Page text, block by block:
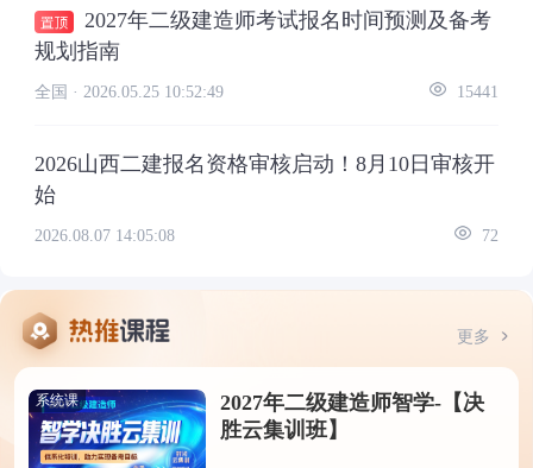
2027年二级建造师考试报名时间预测及备考
规划指南
全国 · 2026.05.25 10:52:49 15441
2026山西二建报名资格审核启动！8月10日审核开
始
2026.08.07 14:05:08 72
更多
系统课
2027年二级建造师智学-【决
胜云集训班】